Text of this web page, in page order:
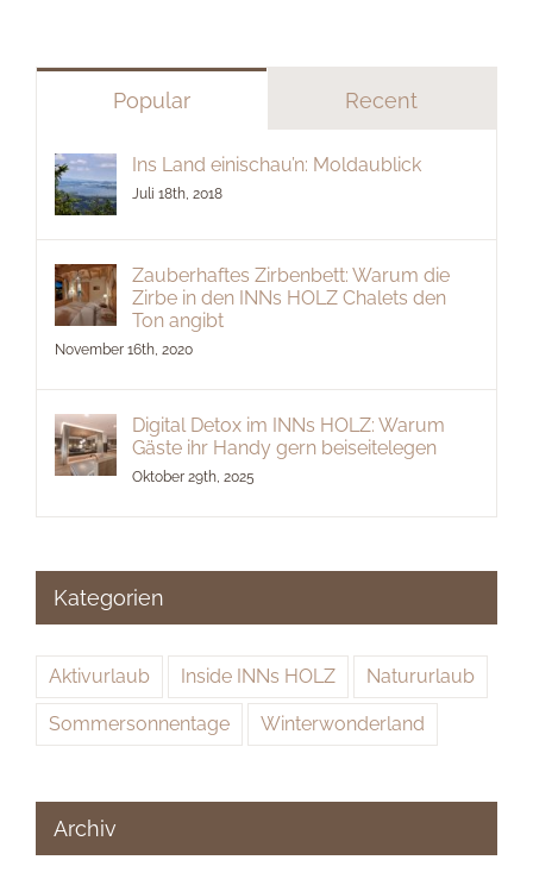
Popular Recent
Ins Land einischau’n: Moldaublick
Juli 18th, 2018
Zauberhaftes Zirbenbett: Warum die
Zirbe in den INNs HOLZ Chalets den
Ton angibt
November 16th, 2020
Digital Detox im INNs HOLZ: Warum
Gäste ihr Handy gern beiseitelegen
Oktober 29th, 2025
Kategorien
Aktivurlaub Inside INNs HOLZ Natururlaub
Sommersonnentage Winterwonderland
Archiv